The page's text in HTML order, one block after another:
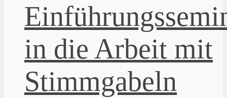
in die Arbeit mit
Stimmgabeln